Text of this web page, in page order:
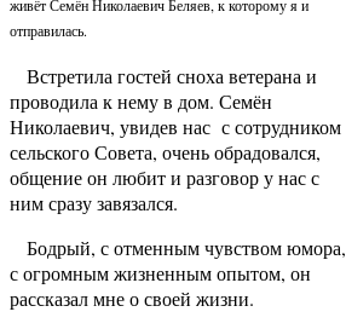
живёт Семён Николаевич Беляев, к которому я и
отправилась.
Встретила гостей сноха ветерана и
проводила к нему в дом. Семён
Николаевич, увидев нас с сотрудником
сельского Совета, очень обрадовался,
общение он любит и разговор у нас с
ним сразу завязался.
Бодрый, с отменным чувством юмора,
с огромным жизненным опытом, он
рассказал мне о своей жизни.